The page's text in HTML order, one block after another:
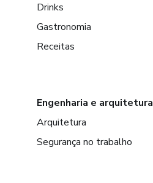
Drinks
Gastronomia
Receitas
Engenharia e arquitetura
Arquitetura
Segurança no trabalho